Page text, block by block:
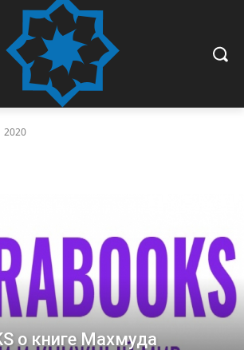
2020
о книге Махмуда